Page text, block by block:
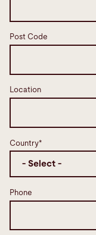
Post Code
Location
Country*
Phone